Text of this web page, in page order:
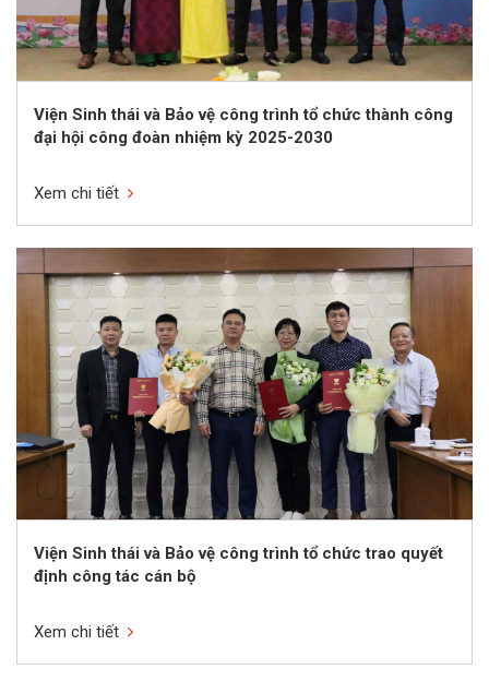
Viện Sinh thái và Bảo vệ công trình tổ chức thành công
đại hội công đoàn nhiệm kỳ 2025-2030
Xem chi tiết
Viện Sinh thái và Bảo vệ công trình tổ chức trao quyết
định công tác cán bộ
Xem chi tiết